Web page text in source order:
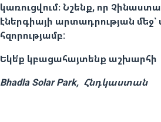
կառուցվում։ Նշենք, որ
էներգիայի արտադրության
հզորությամբ:
Եկե՛ք կբացահայտենք
Bhadla Solar Park, Հնդկաստան